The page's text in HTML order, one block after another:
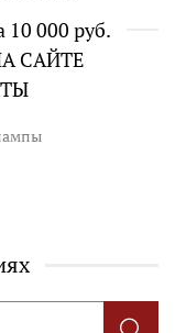
000 руб.
САЙТЕ